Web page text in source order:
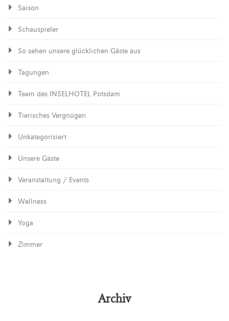
Saison
Schauspieler
So sehen unsere glücklichen Gäste aus
Tagungen
Team des INSELHOTEL Potsdam
Tierisches Vergnügen
Unkategorisiert
Unsere Gäste
Veranstaltung / Events
Wellness
Yoga
Zimmer
Archiv